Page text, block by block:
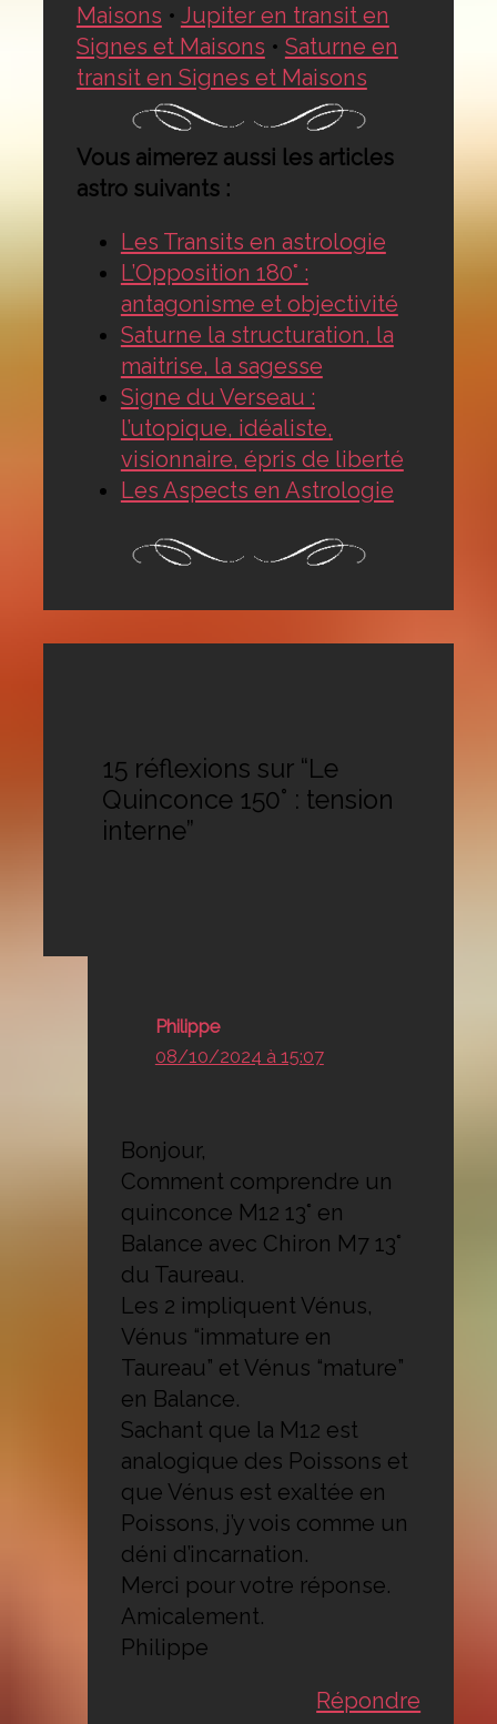
Maisons • Jupiter en transit en
Signes et Maisons • Saturne en
transit en Signes et Maisons
Vous aimerez aussi les articles
astro suivants :
Les Transits en astrologie
L’Opposition 180° :
antagonisme et objectivité
Saturne la structuration, la
maitrise, la sagesse
Signe du Verseau :
l’utopique, idéaliste,
visionnaire, épris de liberté
Les Aspects en Astrologie
15 réflexions sur “Le
Quinconce 150° : tension
interne”
Philippe
08/10/2024 à 15:07
Bonjour,
Comment comprendre un
quinconce M12 13° en
Balance avec Chiron M7 13°
du Taureau.
Les 2 impliquent Vénus,
Vénus “immature en
Taureau” et Vénus “mature”
en Balance.
Sachant que la M12 est
analogique des Poissons et
que Vénus est exaltée en
Poissons, j’y vois comme un
déni d’incarnation.
Merci pour votre réponse.
Amicalement.
Philippe
Répondre